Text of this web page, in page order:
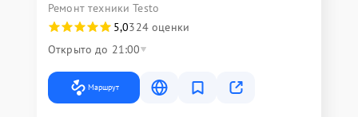
Ремонт техники Testo
5,0324 оценки
Открыто до 21:00
Маршрут